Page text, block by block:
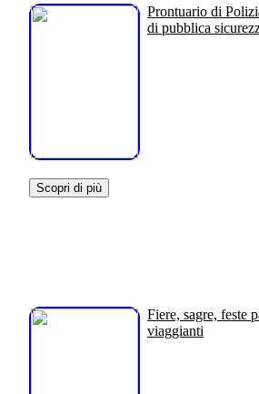
Prontuario di
di pubblica
Scopri di più
Fiere, sagre, feste
viaggianti